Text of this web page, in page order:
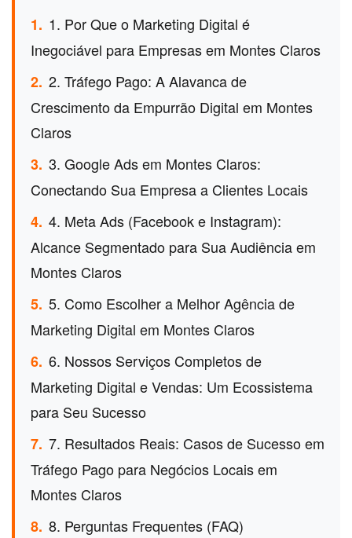
1. 1. Por Que o Marketing Digital é
Inegociável para Empresas em Montes Claros
2. 2. Tráfego Pago: A Alavanca de
Crescimento da Empurrão Digital em Montes
Claros
3. 3. Google Ads em Montes Claros:
Conectando Sua Empresa a Clientes Locais
4. 4. Meta Ads (Facebook e Instagram):
Alcance Segmentado para Sua Audiência em
Montes Claros
5. 5. Como Escolher a Melhor Agência de
Marketing Digital em Montes Claros
6. 6. Nossos Serviços Completos de
Marketing Digital e Vendas: Um Ecossistema
para Seu Sucesso
7. 7. Resultados Reais: Casos de Sucesso em
Tráfego Pago para Negócios Locais em
Montes Claros
8. 8. Perguntas Frequentes (FAQ)